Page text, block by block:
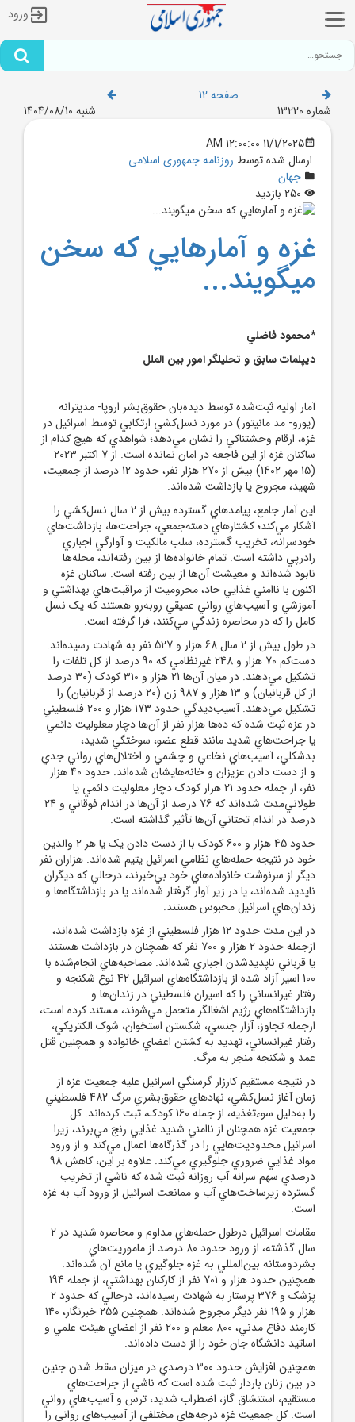
ورود
صفحه 12
شماره 13220
شنبه 1404/08/10
11/1/2025 12:00:00 AM
ارسال شده توسط روزنامه جمهوری اسلامی
جهان
غزه و آمارهايي که سخن
مي‎گويند...
*محمود فاضلي
ديپلمات سابق و تحليلگر امور بين الملل
آمار اوليه ثبت‌شده توسط ديده‌بان حقوقبشر اروپا- مديترانه
(يورو- مد مانيتور) در مورد نسل‌کشي ارتکابي توسط اسرائيل در
غزه، ارقام وحشتناکي را نشان مي‌دهد؛ شواهدي که هيچ کدام از
ساکنان غزه از اين فاجعه در امان نمانده است. از 7 اکتبر 2023
(15 مهر 1402) بيش از 270 هزار نفر، حدود 12 درصد از جمعيت،
شهيد، مجروح يا بازداشت شده‌اند.
اين آمار جامع، پيامد‌هاي گسترده بيش از 2 سال نسل‌کشي را
آشکار مي‌کند؛ کشتار‌هاي دسته‌جمعي، جراحت‌ها، بازداشت‌هاي
خودسرانه، تخريب گسترده، سلب مالکيت و آوارگي اجباري
رادرپي داشته است. تمام خانواده‌ها از بين رفته‌اند، محله‌ها
نابود شده‌اند و معيشت آنها از بين رفته است. ساکنان غزه
اکنون با ناامني غذايي حاد، محروميت از مراقبت‌هاي بهداشتي و
آموزشي و آسيب‌هاي رواني عميقي رو‌به‌رو هستند که يک نسل
کامل را که در محاصره زندگي مي‌کنند، فرا گرفته است.
در طول بيش از 2 سال 68 هزار و 527 نفر به شهادت رسيده
اند.
دست‌کم 70 هزار و 248 غيرنظامي که 90 درصد از کل تلفات را
تشکيل مي‌دهند. در ميان آن
ها 21 هزار و 310 کودک (30 درصد
از کل قربانيان) و 13 هزار و 987 زن (20 درصد از قربانيان) را
تشکيل مي‌دهند. آسيب‌ديدگي حدود 173 هزار و 200 فلسطيني
در غزه ثبت شده که ده‌ها هزار نفر از آنها دچار معلوليت دائمي
يا جراحت‌هاي شديد مانند قطع عضو، سوختگي شديد،
بدشکلي، آسيب‌هاي نخاعي و چشمي و اختلال‌هاي رواني جدي
و از دست دادن عزيزان و خانه‌هايشان شده‌اند. حدود 40 هزار
نفر، از جمله حدود 21 هزار کودک دچار معلوليت دائمي يا
طولاني‌مدت شده‌اند که 76 درصد از آن
ها در اندام فوقاني و 24
درصد در اندام تحتاني آنها تأثير گذاشته است.
حدود 45 هزار و 600 کودک با از دست دادن يک يا هر 2 والدين
خود در نتيجه حمله‌هاي نظامي اسرائيل يتيم شده‌اند. هزاران نفر
ديگر از سرنوشت خانواده‌هاي خود بي‌خبرند، درحالي که ديگران
ناپديد شده‌اند، يا در زير آوار گرفتار شده‌اند يا در بازداشتگاه‌ها و
زندان‌هاي اسرائيل محبوس هستند.
در اين مدت حدود 12 هزار فلسطيني از غزه بازداشت شده‌اند،
ازجمله حدود 2 هزار و 700 نفر که همچنان در بازداشت هستند
يا قرباني ناپديدشدن اجباري شده‌اند. مصاحبه‌هاي انجام‌شده با
100 اسير آزاد شده از بازداشتگاه‌هاي اسرائيل 42 نوع شکنجه و
رفتار غيرانساني را که اسيران فلسطيني در زندان‌ها و
بازداشتگاه‌هاي رژيم اشغالگر متحمل مي‌شوند، مستند کرده است،
ازجمله تجاوز، آزار جنسي، شکستن استخوان، شوک الکتريکي،
رفتار غيرانساني، تهديد به کشتن اعضاي خانواده و همچنين قتل
عمد و شکنجه منجر به مرگ.
در نتيجه مستقيم کارزار گرسنگي اسرائيل عليه جمعيت غزه از
زمان آغاز نسل‌کشي، نهاد‌هاي حقوق
بشري مرگ 482 فلسطيني
را به
دليل سوءتغذيه، از جمله 160 کودک، ثبت کرده‌اند. کل
جمعيت غزه همچنان از ناامني شديد غذايي رنج مي‌برند، زيرا
اسرائيل محدوديت‌هايي را در گذرگاه‌ها اعمال مي‌کند و از ورود
مواد غذايي ضروري جلوگيري مي‌کند. علاوه بر اين، کاهش 98
درصدي سهم سرانه آب روزانه ثبت شده که ناشي از تخريب
گسترده زيرساخت‌هاي آب و ممانعت اسرائيل از ورود آب به غزه
است.
مقامات اسرائيل درطول حمله‌هاي مداوم و محاصره شديد در 2
سال گذشته، از ورود حدود 80 درصد از ماموريت‌هاي
بشردوستانه بين‌المللي به غزه جلوگيري يا مانع آن شده‌اند.
همچنين حدود هزار و 701 نفر از کارکنان بهداشتي، از جمله 194
پزشک و 376 پرستار به شهادت رسيده‌اند، درحالي که حدود 2
هزار و 195 نفر ديگر مجروح شده‌اند. همچنين 255 خبرنگار، 140
کارمند دفاع مدني، 800 معلم و 200 نفر از اعضاي هيئت علمي و
اساتيد دانشگاه جان خود را از دست داده‌اند.
همچنين افزايش حدود 300 درصدي در ميزان سقط‌ شدن جنين
در بين زنان باردار ثبت شده است که ناشي از جراحت‌هاي
مستقيم، استنشاق گاز، اضطراب شديد، ترس و آسيب‌هاي رواني
است. کل جمعيت غزه درجه‌هاي مختلفي از آسيب‌هاي رواني را